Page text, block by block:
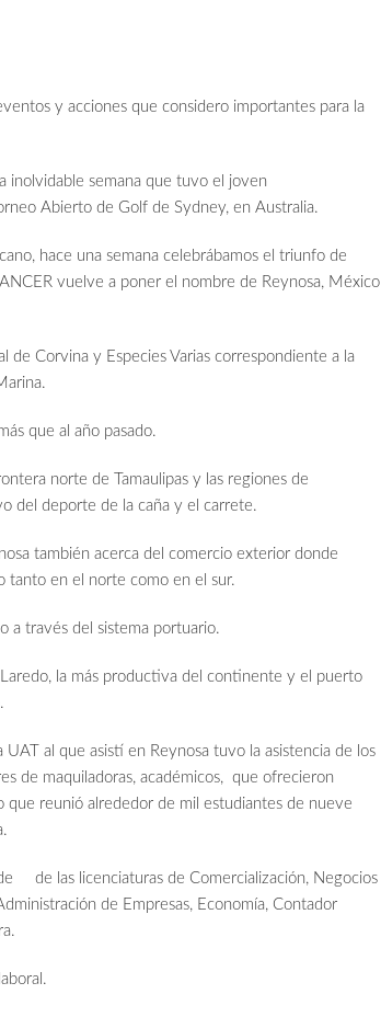
y acciones que considero importantes para la
inolvidable semana que tuvo el joven
Abierto de Golf de Sydney, en Australia.
hace una semana celebrábamos el triunfo de
vuelve a poner el nombre de Reynosa, México
de Corvina y Especies Varias correspondiente a la
que al año pasado.
norte de Tamaulipas y las regiones de
del deporte de la caña y el carrete.
también acerca del comercio exterior donde
tanto en el norte como en el sur.
a través del sistema portuario.
Laredo, la más productiva del continente y el puerto
al que asistí en Reynosa tuvo la asistencia de los
de maquiladoras, académicos, que ofrecieron
reunió alrededor de mil estudiantes de nueve
de las licenciaturas de Comercialización, Negocios
de Empresas, Economía, Contador